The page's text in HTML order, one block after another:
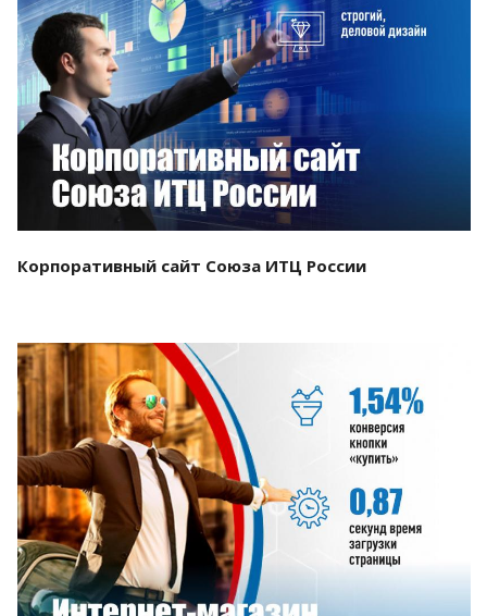
Смотреть проект
Корпоративный сайт Союза ИТЦ России
Смотреть проект